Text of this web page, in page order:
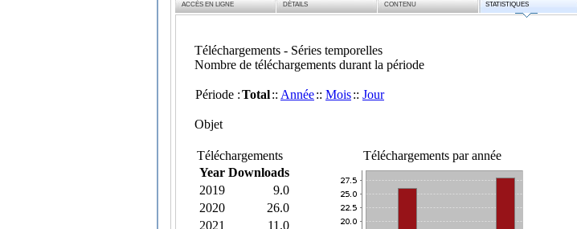
ACCÈS EN LIGNE DÉTAILS CONTENU STATISTIQUES